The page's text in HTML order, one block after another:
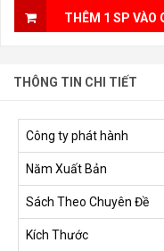
THÊM 1 SP VÀO
THÔNG TIN CHI TIẾT
Công ty phát hành
Năm Xuất Bản
Sách Theo Chuyên Đề
Kích Thước